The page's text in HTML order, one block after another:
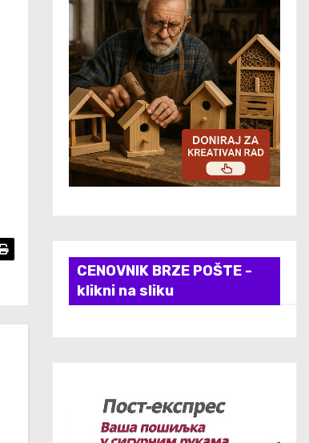
CENOVNIK BRZE POŠTE -
klikni na sliku